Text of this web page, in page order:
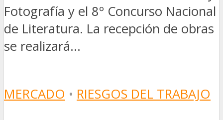
Fotografía y el 8º Concurso Nacional
de Literatura. La recepción de obras
se realizará...
MERCADO • RIESGOS DEL TRABAJO